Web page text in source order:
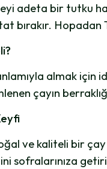
adeta bir tutku
bırakır.
almak için
çayın
ve kaliteli bir çay
sofralarınıza